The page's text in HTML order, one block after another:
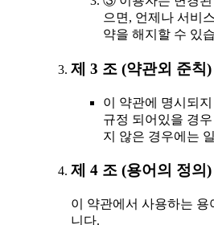
으면, 언제나 서비
약을 해지할 수 있
제 3 조 (약관외 준칙)
이 약관에 명시되
규정 되어있을 경
지 않은 경우에는
제 4 조 (용어의 정의)
이 약관에서 사용하는
니다.